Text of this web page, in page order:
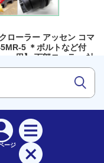
ローラー アッセン コマ
5 ＊ボルトなど付
ュー用】 下部ローラー 社
¥10,800(税込)
ージ